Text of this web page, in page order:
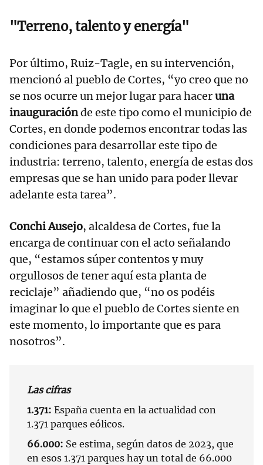
"Terreno, talento y energía"
Por último, Ruiz-Tagle, en su intervención,
mencionó al pueblo de Cortes, “yo creo que no
se nos ocurre un mejor lugar para haceruna
inauguraciónde este tipo como el municipio de
Cortes, en donde podemos encontrar todas las
condiciones para desarrollar este tipo de
industria: terreno, talento, energía de estas dos
empresas que se han unido para poder llevar
adelante esta tarea”.
Conchi Ausejo, alcaldesa de Cortes, fue la
encarga de continuar con el acto señalando
que, “estamos súper contentos y muy
orgullosos de tener aquí esta planta de
reciclaje” añadiendo que, “no os podéis
imaginar lo que el pueblo de Cortes siente en
este momento, lo importante que es para
nosotros”.
Las cifras
1.371: España cuenta en la actualidad con
1.371 parques eólicos.
66.000: Se estima, según datos de 2023, que
en esos 1.371 parques hay un total de 66.000